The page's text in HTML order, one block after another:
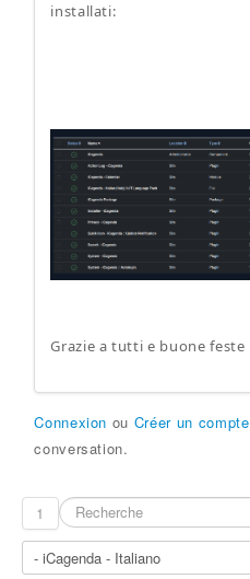
installati:
Grazie a tutti e buone feste
Connexion ou Créer un compte
conversation.
1